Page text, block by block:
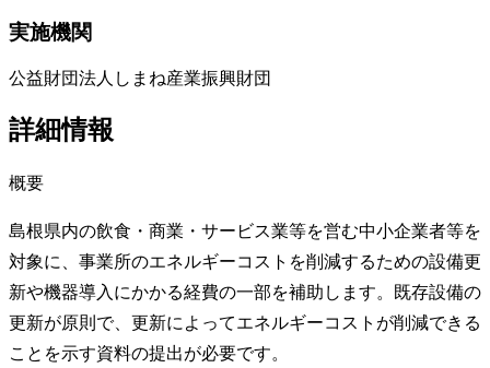
実施機関
公益財団法人しまね産業振興財団
詳細情報
概要
島根県内の飲食・商業・サービス業等を営む中小企業者等を
対象に、事業所のエネルギーコストを削減するための設備更
新や機器導入にかかる経費の一部を補助します。既存設備の
更新が原則で、更新によってエネルギーコストが削減できる
ことを示す資料の提出が必要です。